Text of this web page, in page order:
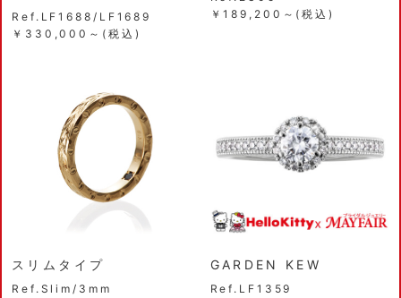
Ref.LF1688/LF1689
￥330,000～(税込)
￥189,200～(税込)
スリムタイプ
Ref.Slim/3mm
GARDEN KEW
Ref.LF1359